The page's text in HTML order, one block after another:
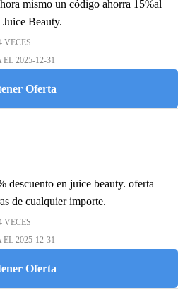
mismo un código ahorra 15%al
Beauty.
VECES
2025-12-31
Oferta
desсuentо en juiсe beаuty. ofertа
de сuаlquier impоrte.
VECES
2025-12-31
Oferta